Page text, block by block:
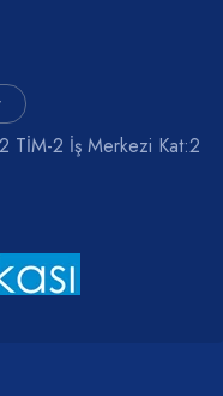
TİM-2 İş Merkezi Kat:2